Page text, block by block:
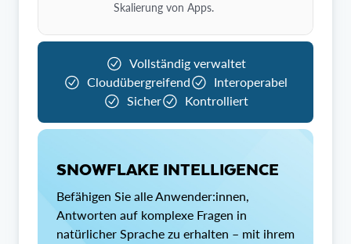
Skalierung von Apps.
Vollständig verwaltet
Cloudübergreifend
Interoperabel
Sicher
Kontrolliert
SNOWFLAKE INTELLIGENCE
Befähigen Sie alle Anwender:innen,
Antworten auf komplexe Fragen in
natürlicher Sprache zu erhalten – mit ihrem